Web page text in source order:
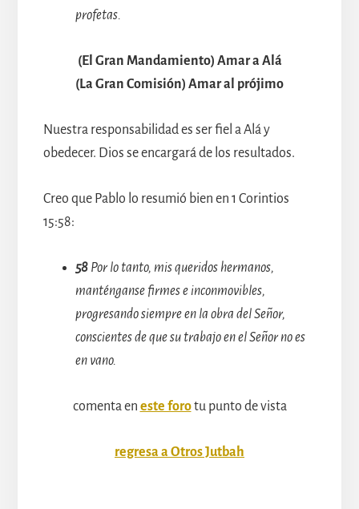
profetas.
(El Gran Mandamiento) Amar a Alá
(La Gran Comisión) Amar al prójimo
Nuestra responsabilidad es ser fiel a Alá y
obedecer. Dios se encargará de los resultados.
Creo que Pablo lo resumió bien en 1 Corintios
15:58:
58Por lo tanto, mis queridos hermanos,
manténganse firmes e inconmovibles,
progresando siempre en la obra del Señor,
conscientes de que su trabajo en el Señor no es
en vano.
comenta en este forotu punto de vista
regresa a Otros Jutbah